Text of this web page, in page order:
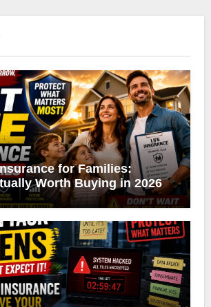
for Families:
Worth Buying in 2026